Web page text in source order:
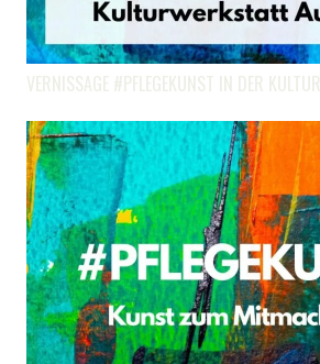
VERNISSAGE #PFLEGEKUNST IN DER